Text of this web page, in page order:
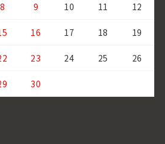
8 9 10 11 12
16 17 18 19
23 24 25 26
30